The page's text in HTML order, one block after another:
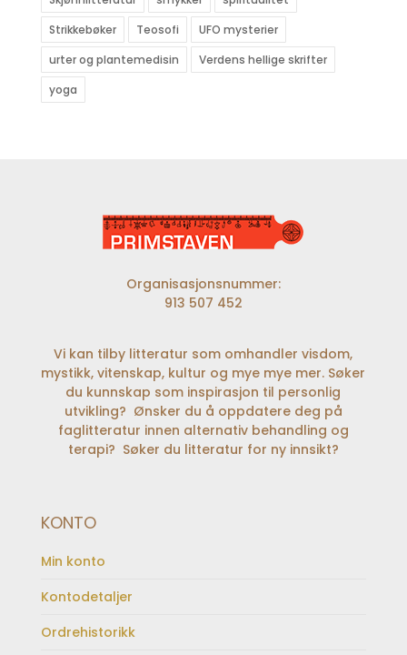
Strikkebøker
Teosofi
UFO mysterier
urter og plantemedisin
Verdens hellige skrifter
yoga
Organisasjonsnummer:
913 507 452
Vi kan tilby litteratur som omhandler visdom,
mystikk, vitenskap, kultur og mye mye mer. Søker
du kunnskap som inspirasjon til personlig
utvikling? Ønsker du å oppdatere deg på
faglitteratur innen alternativ behandling og
terapi? Søker du litteratur for ny innsikt?
KONTO
Min konto
Kontodetaljer
Ordrehistorikk